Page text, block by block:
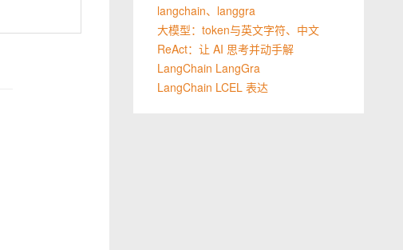
langchain、langgra
大模型：token与英文字符、中文
ReAct：让 AI 思考并动手解
LangChain LangGra
LangChain LCEL 表达